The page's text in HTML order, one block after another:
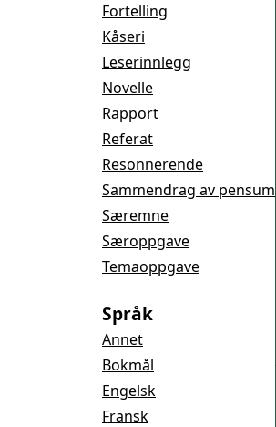
Fortelling
Kåseri
Leserinnlegg
Novelle
Rapport
Referat
Resonnerende
Sammendrag av pensum
Særemne
Særoppgave
Temaoppgave
Språk
Annet
Bokmål
Engelsk
Fransk